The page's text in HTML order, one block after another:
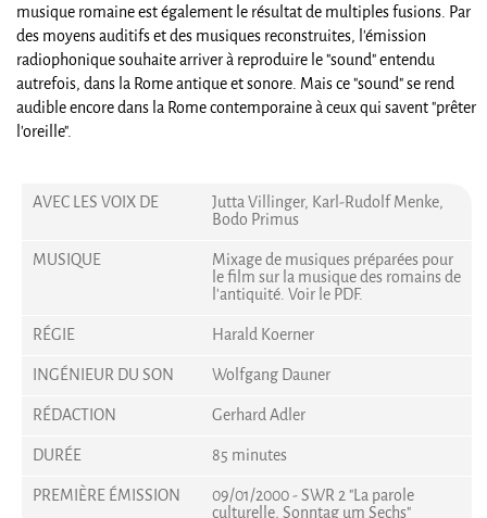
musique romaine est également le résultat de multiples fusions. Par
des moyens auditifs et des musiques reconstruites, l'émission
radiophonique souhaite arriver à reproduire le "sound" entendu
autrefois, dans la Rome antique et sonore. Mais ce "sound" se rend
audible encore dans la Rome contemporaine à ceux qui savent "prêter
l'oreille".
AVEC LES VOIX DE
Jutta Villinger, Karl-Rudolf Menke,
Bodo Primus
MUSIQUE
Mixage de musiques préparées pour
le film sur la musique des romains de
l'antiquité. Voir le PDF.
RÉGIE
Harald Koerner
INGÉNIEUR DU SON
Wolfgang Dauner
RÉDACTION
Gerhard Adler
DURÉE
85 minutes
PREMIÈRE ÉMISSION
09/01/2000 - SWR 2 "La parole
culturelle, Sonntag um Sechs"